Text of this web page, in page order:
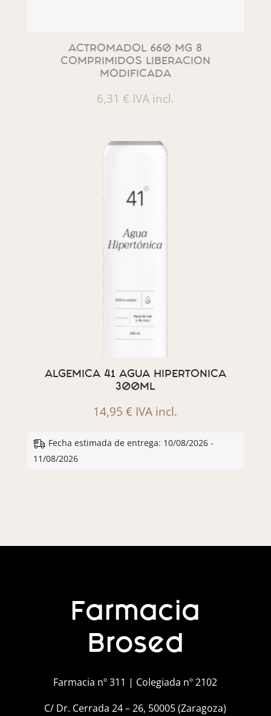
ACTROMADOL 660 MG 8
COMPRIMIDOS LIBERACION
MODIFICADA
6,31 € IVA incl.
ALGEMICA 41 AGUA HIPERTONICA
300ML
14,95€ IVA incl.
Fecha estimada de entrega: 10/08/2026 -
11/08/2026
Farmacia
Brosed
Farmacia nº 311 | Colegiada nº 2102
C/ Dr. Cerrada 24 – 26, 50005 (Zaragoza)